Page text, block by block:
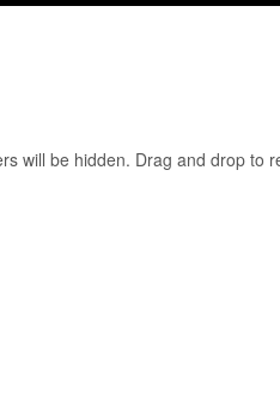
will be hidden. Drag and drop to